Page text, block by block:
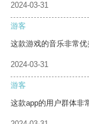
2024-03-31
游客
这款游戏的音乐非常优
2024-03-31
游客
这款app的用户群体非